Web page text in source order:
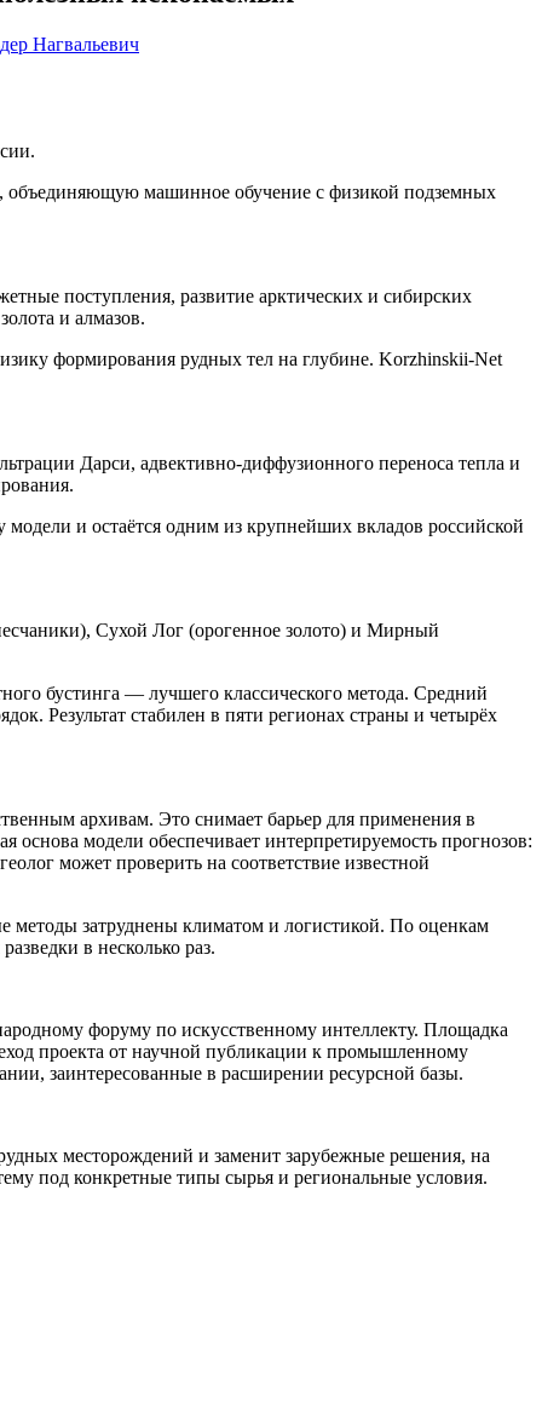
Нагвальевич
объединяющую машинное обучение с физикой подземных
поступления, развитие арктических и сибирских
и алмазов.
формирования рудных тел на глубине. Korzhinskii-Net
Дарси, адвективно-диффузионного переноса тепла и
модели и остаётся одним из крупнейших вкладов российской
Сухой Лог (орогенное золото) и Мирный
бустинга — лучшего классического метода. Средний
Результат стабилен в пяти регионах страны и четырёх
архивам. Это снимает барьер для применения в
модели обеспечивает интерпретируемость прогнозов:
может проверить на соответствие известной
методы затруднены климатом и логистикой. По оценкам
в несколько раз.
форуму по искусственному интеллекту. Площадка
проекта от научной публикации к промышленному
заинтересованные в расширении ресурсной базы.
месторождений и заменит зарубежные решения, на
под конкретные типы сырья и региональные условия.